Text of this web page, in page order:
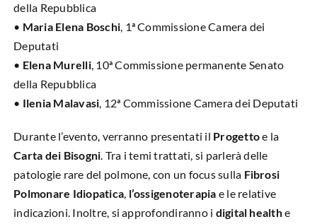
CONTATTI
DIVENTA SOCIO
LIBRO SCRITTURE IN ROSA
della Repubblica
• Maria Elena Boschi, 1ª Commissione Camera dei
Deputati
• Elena Murelli, 10ª Commissione permanente Senato
della Repubblica
• Ilenia Malavasi, 12ª Commissione Camera dei Deputati
Durante l’evento, verranno presentati il Progettoe la
Carta dei Bisogni. Tra i temi trattati, si parlerà delle
patologie rare del polmone, con un focus sulla Fibrosi
Polmonare Idiopatica, l’ossigenoterapia e le relative
indicazioni. Inoltre, si approfondiranno i digital healthe